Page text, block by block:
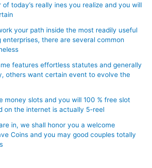
of today’s really ines you realize and you will
your path inside the most readily useful
enterprises, there are several common
features effortless statutes and generally
others want certain event to evolve the
money slots and you will 100 % free slot
on the internet is actually 5-reel
in, we shall honor you a welcome
Coins and you may good couples totally